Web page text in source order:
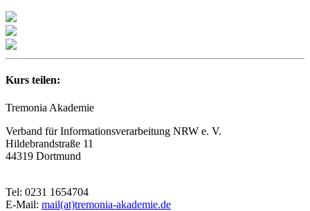
Kurs teilen:
Tremonia Akademie
Verband für Informationsverarbeitung NRW e. V.
Hildebrandstraße 11
44319 Dortmund
Tel: 0231 1654704
E-Mail: mail(at)tremonia-akademie.de